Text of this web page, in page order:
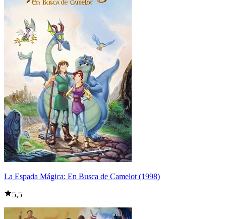
La Espada Mágica: En Busca de Camelot (1998)
5,5